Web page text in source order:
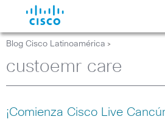
Blog Cisco Latinoamérica >
custoemr care
¡Comienza Cisco Live